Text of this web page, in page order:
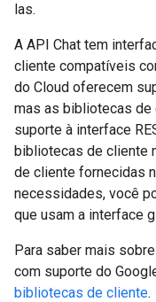
las.
A API Chat tem
cliente compatíveis
do Cloud oferecem
mas as bibliotecas
suporte à interface
bibliotecas de cliente
de cliente fornecidas
necessidades, você
que usam a interface
Para saber mais
com suporte do
bibliotecas de cliente.